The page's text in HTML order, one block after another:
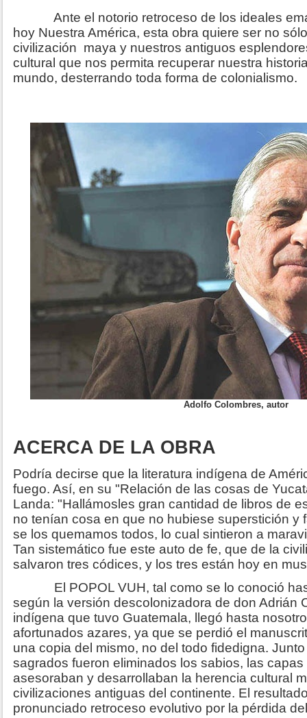
Ante el notorio retroceso de los ideales
hoy Nuestra América, esta obra quiere ser no
civilización maya y nuestros antiguos
cultural que nos permita recuperar nuestra
mundo, desterrando toda forma de colonialismo.
Adolfo Colombres, autor
ACERCA DE LA OBRA
Podría decirse que la literatura indígena de
fuego. Así, en su "Relación de las cosas de
Landa: "Hallámosles gran cantidad de libros de
no tenían cosa en que no hubiese superstición y
se los quemamos todos, lo cual sintieron a
Tan sistemático fue este auto de fe, que de la
salvaron tres códices, y los tres están hoy en
El POPOL VUH, tal como se lo conoció
según la versión descolonizadora de don Adrián
indígena que tuvo Guatemala, llegó hasta
afortunados azares, ya que se perdió el
una copia del mismo, no del todo fidedigna.
sagrados fueron eliminados los sabios, las
asesoraban y desarrollaban la herencia cultural
civilizaciones antiguas del continente. El
pronunciado retroceso evolutivo por la pérdida